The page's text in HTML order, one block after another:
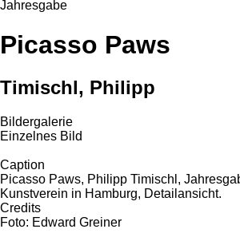
Jahresgabe
Picasso Paws
Timischl, Philipp
Bildergalerie
Einzelnes Bild
Caption
Picasso Paws, Philipp Timischl,
Kunstverein in Hamburg, Detailansicht.
Credits
Foto: Edward Greiner